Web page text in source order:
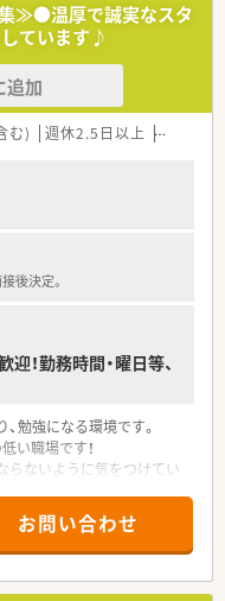
集≫●温厚で誠実なスタ
しています♪
追加
む) 週休2.5日以上 週32h以
後決定。
！勤務時間・曜日等、
勉強になる環境です。
い職場です！
ないように気をつけてい
お問い合わせ